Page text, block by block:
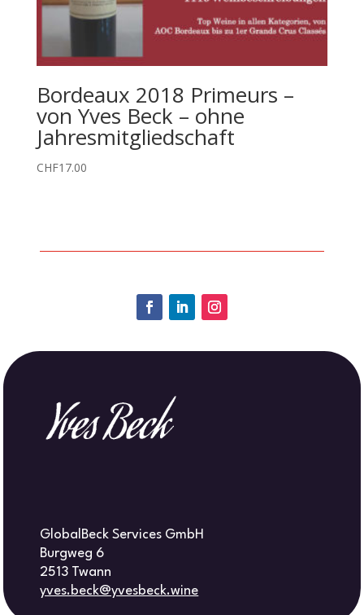
Bordeaux 2018 Primeurs –
von Yves Beck – ohne
Jahresmitgliedschaft
CHF17.00
GlobalBeck Services GmbH
Burgweg 6
2513 Twann
yves.beck@yvesbeck.wine